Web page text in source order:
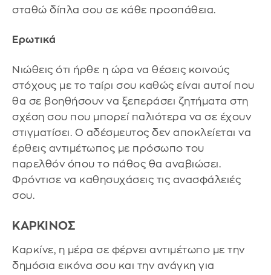
σταθώ δίπλα σου σε κάθε προσπάθεια.
Ερωτικά
Νιώθεις ότι ήρθε η ώρα να θέσεις κοινούς
στόχους με το ταίρι σου καθώς είναι αυτοί που
θα σε βοηθήσουν να ξεπεράσει ζητήματα στη
σχέση σου που μπορεί παλιότερα να σε έχουν
στιγματίσει. Ο αδέσμευτος δεν αποκλείεται να
έρθεις αντιμέτωπος με πρόσωπο του
παρελθόν όπου το πάθος θα αναβιώσει.
Φρόντισε να καθησυχάσεις τις ανασφάλειές
σου.
ΚΑΡΚΙΝΟΣ
Καρκίνε, η μέρα σε φέρνει αντιμέτωπο με την
δημόσια εικόνα σου και την ανάγκη για